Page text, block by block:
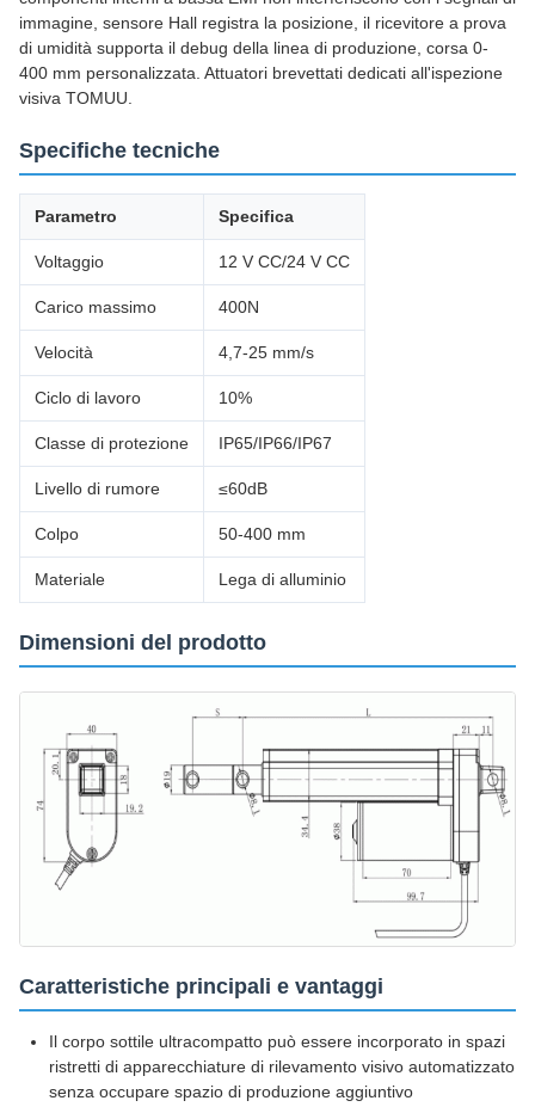
immagine, sensore Hall registra la posizione, il ricevitore a prova
di umidità supporta il debug della linea di produzione, corsa 0-
400 mm personalizzata. Attuatori brevettati dedicati all'ispezione
visiva TOMUU.
Specifiche tecniche
Parametro Specifica
Voltaggio 12 V CC/24 V CC
Carico massimo 400N
Velocità 4,7-25 mm/s
Ciclo di lavoro 10%
Classe di protezione IP65/IP66/IP67
Livello di rumore ≤60dB
Colpo 50-400 mm
Materiale Lega di alluminio
Dimensioni del prodotto
Caratteristiche principali e vantaggi
Il corpo sottile ultracompatto può essere incorporato in spazi
ristretti di apparecchiature di rilevamento visivo automatizzato
senza occupare spazio di produzione aggiuntivo